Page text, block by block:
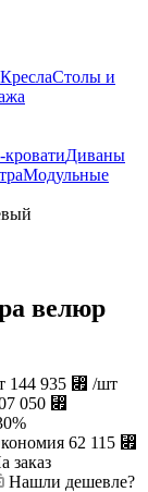
КреслаСтолы и
Диваны
Модульные
велюр
144 935 ⃏ /шт
050 ⃏
%
62 115 ⃏
заказ
Нашли дешевле?